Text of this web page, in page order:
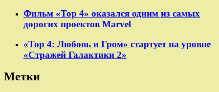
Фильм «Тор 4» оказался одним из самых
дорогих проектов Marvel
«Тор 4: Любовь и Гром» стартует на уровне
«Стражей Галактики 2»
Метки